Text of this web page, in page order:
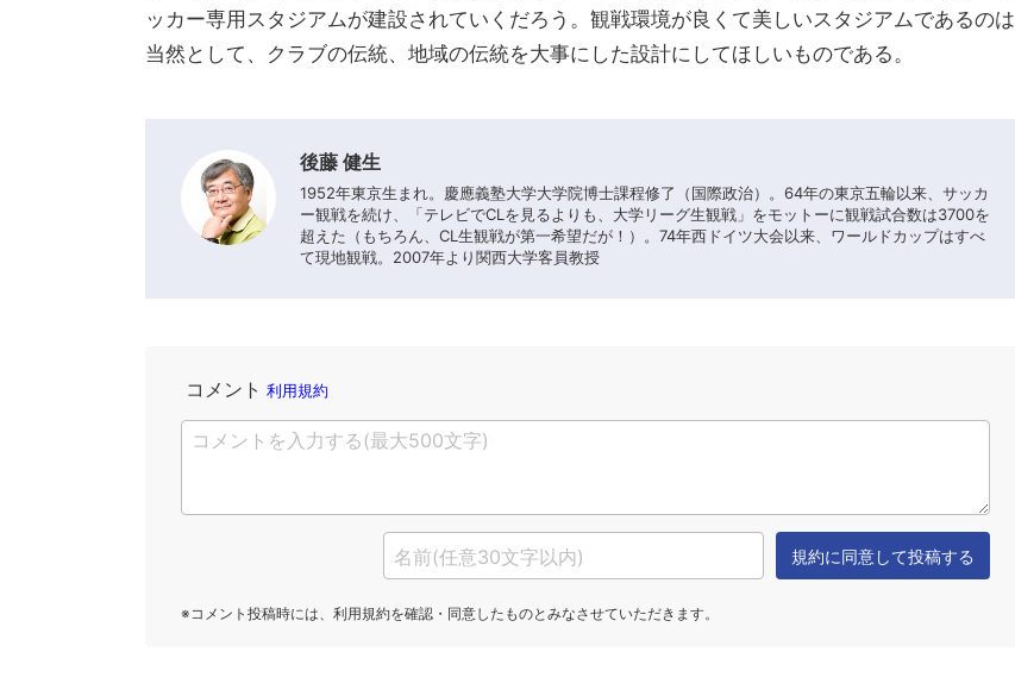
ッカー専用スタジアムが建設されていくだろう。観戦環境が良くて美しいスタジアムであるのは
当然として、クラブの伝統、地域の伝統を大事にした設計にしてほしいものである。
後藤 健生
1952年東京生まれ。慶應義塾大学大学院博士課程修了（国際政治）。64年の東京五輪以来、サッカ
ー観戦を続け、「テレビでCLを見るよりも、大学リーグ生観戦」をモットーに観戦試合数は3700を
超えた（もちろん、CL生観戦が第一希望だが！）。74年西ドイツ大会以来、ワールドカップはすべ
て現地観戦。2007年より関西大学客員教授